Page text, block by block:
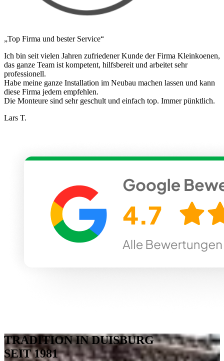
„Top Firma und bester Service“
Ich bin seit vielen Jahren zufriedener Kunde der Firma Kleinkoenen,
das ganze Team ist kompetent, hilfsbereit und arbeitet sehr
professionell.
Habe meine ganze Installation im Neubau machen lassen und kann
diese Firma jedem empfehlen.
Die Monteure sind sehr geschult und einfach top. Immer pünktlich.
Lars T.
TRADITION IN DUISBURG
SEIT 1981